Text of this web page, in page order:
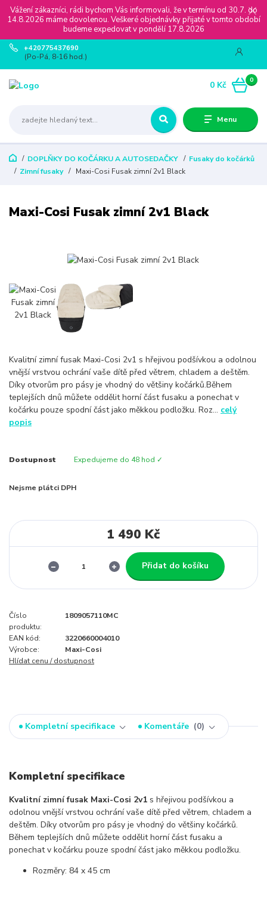
Vážení zákazníci, rádi bychom Vás informovali, že v termínu od 30.7. do
14.8.2026 máme dovolenou. Veškeré objednávky přijaté v tomto období
budeme expedovat v pondělí 17.8.2026
Menu
+420775437690
(Po-Pá, 8-16 hod.)
0
0 Kč
DOPLŇKY DO KOČÁRKU A AUTOSEDAČKY
Fusaky do kočárků
Zimní fusaky
Maxi-Cosi Fusak zimní 2v1 Black
Maxi-Cosi Fusak zimní 2v1 Black
Kvalitní zimní fusak Maxi-Cosi 2v1 s hřejivou podšívkou a odolnou
vnější vrstvou ochrání vaše dítě před větrem, chladem a deštěm.
Díky otvorům pro pásy je vhodný do většiny kočárků.Během
teplejších dnů můžete oddělit horní část fusaku a ponechat v
kočárku pouze spodní část jako měkkou podložku. Roz... celý
popis
Dostupnost Expedujeme do 48 hod ✓
Nejsme plátci DPH
1 490 Kč
Přidat do košíku
Číslo
produktu:
1809057110MC
EAN kód:
3220660004010
Výrobce:
Maxi-Cosi
Hlídat cenu / dostupnost
Kompletní specifikace Komentáře 0
Kompletní specifikace
Kvalitní zimní fusak Maxi-Cosi 2v1 s hřejivou podšívkou a
odolnou vnější vrstvou ochrání vaše dítě před větrem, chladem a
deštěm. Díky otvorům pro pásy je vhodný do většiny kočárků.
Během teplejších dnů můžete oddělit horní část fusaku a
ponechat v kočárku pouze spodní část jako měkkou podložku.
Rozměry: 84 x 45 cm